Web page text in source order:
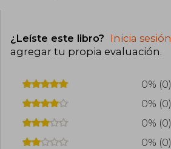
¿Leíste este libro? Inicia sesión
agregar tu propia evaluación.
0% (0)
0% (0)
0% (0)
0% (0)